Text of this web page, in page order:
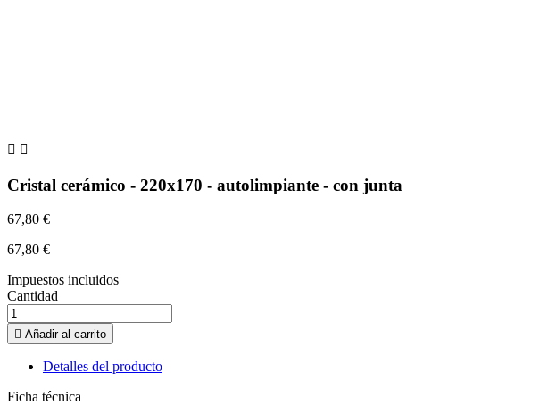
 
Cristal cerámico - 220x170 - autolimpiante - con junta
67,80 €
67,80 €
Impuestos incluidos
Cantidad
 Añadir al carrito
Detalles del producto
Ficha técnica